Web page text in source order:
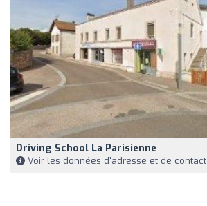
Driving School La Parisienne
Voir les données d'adresse et de contact